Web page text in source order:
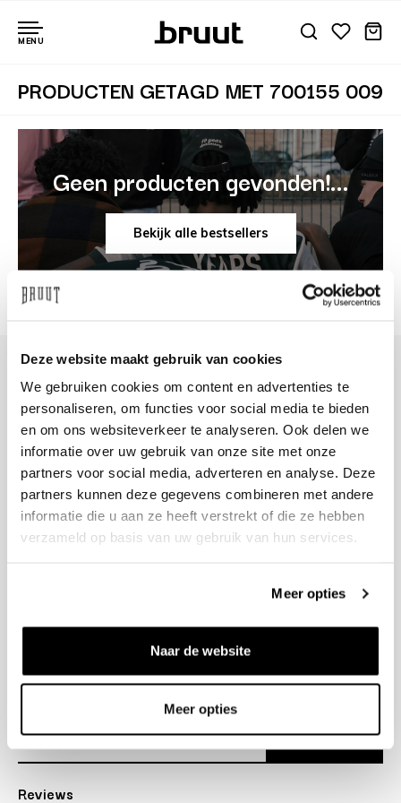
Deze website maakt gebruik van cookies
We gebruiken cookies om content en advertenties te
personaliseren, om functies voor social media te bieden
en om ons websiteverkeer te analyseren. Ook delen we
informatie over uw gebruik van onze site met onze
partners voor social media, adverteren en analyse. Deze
partners kunnen deze gegevens combineren met andere
informatie die u aan ze heeft verstrekt of die ze hebben
verzameld op basis van uw gebruik van hun services.
Meer opties
Naar de website
Meer opties
MENU
PRODUCTEN GETAGD MET 700155 009
Geen producten gevonden!...
Bekijk alle bestsellers
+31 23 205 2006
info@bruut.nl
Contact Formulier
Open 11:00 - 18:00
OPENINGSTIJDEN
Over ons
Reviews